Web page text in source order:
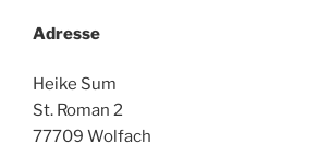
Adresse
Heike Sum
St. Roman 2
77709 Wolfach